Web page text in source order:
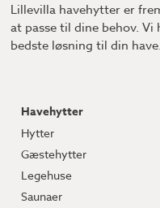
Lillevilla havehytter er
at passe til dine behov.
bedste løsning til din have.
Havehytter
Hytter
Gæstehytter
Legehuse
Saunaer